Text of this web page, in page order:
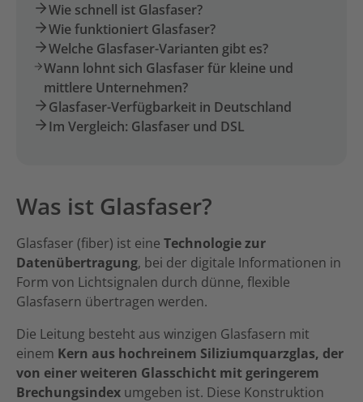
Wie schnell ist Glasfaser?
Wie funktioniert Glasfaser?
Welche Glasfaser-Varianten gibt es?
Wann lohnt sich Glasfaser für kleine und
mittlere Unternehmen?
Glasfaser-Verfügbarkeit in Deutschland
Im Vergleich: Glasfaser und DSL
Was ist Glasfaser?
Glasfaser (fiber) ist eine Technologie zur
Datenübertragung, bei der digitale Informationen in
Form von Lichtsignalen durch dünne, flexible
Glasfasern übertragen werden.
Die Leitung besteht aus winzigen Glasfasern mit
einem Kern aus hochreinem Siliziumquarzglas, der
von einer weiteren Glasschicht mit geringerem
Brechungsindex umgeben ist. Diese Konstruktion